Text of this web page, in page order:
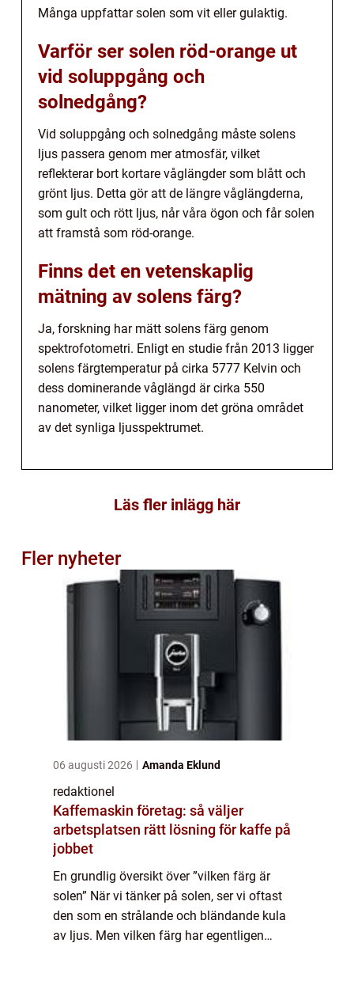
Många uppfattar solen som vit eller gulaktig.
Varför ser solen röd-orange ut
vid soluppgång och
solnedgång?
Vid soluppgång och solnedgång måste solens
ljus passera genom mer atmosfär, vilket
reflekterar bort kortare våglängder som blått och
grönt ljus. Detta gör att de längre våglängderna,
som gult och rött ljus, når våra ögon och får solen
att framstå som röd-orange.
Finns det en vetenskaplig
mätning av solens färg?
Ja, forskning har mätt solens färg genom
spektrofotometri. Enligt en studie från 2013 ligger
solens färgtemperatur på cirka 5777 Kelvin och
dess dominerande våglängd är cirka 550
nanometer, vilket ligger inom det gröna området
av det synliga ljusspektrumet.
Läs fler inlägg här
Fler nyheter
06 augusti 2026 Amanda Eklund
redaktionel
Kaffemaskin företag: så väljer
arbetsplatsen rätt lösning för kaffe på
jobbet
En grundlig översikt över ”vilken färg är
solen” När vi tänker på solen, ser vi oftast
den som en strålande och bländande kula
av ljus. Men vilken färg har egentligen